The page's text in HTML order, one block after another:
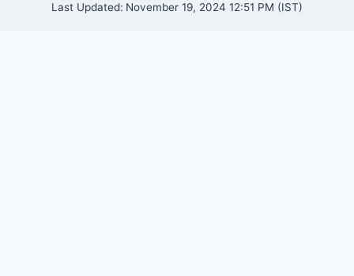
Last Updated: November 19, 2024 12:51 PM (IST)